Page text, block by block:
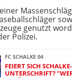
genutzt
Polizei.
FC SCHALKE 04
FEIERT SICH
UNTERSCHRIFT?